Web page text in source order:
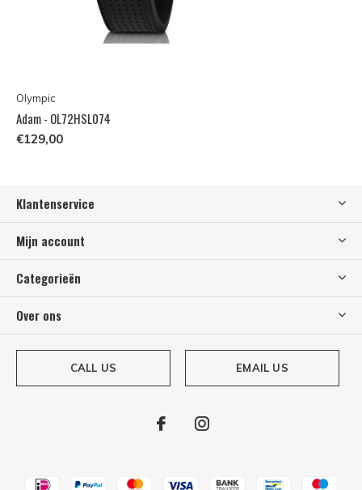
Olympic
Adam - OL72HSL074
€129,00
Klantenservice
Mijn account
Categorieën
Over ons
CALL US EMAIL US